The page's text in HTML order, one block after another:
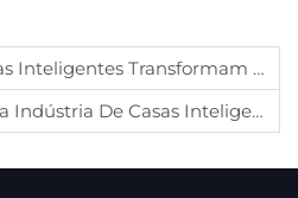
A Vida Diária: Aplicações Do Mundo Real ?
2025: De Dispositivos Conectados A Ambientes De Vida Realmente Inteligentes